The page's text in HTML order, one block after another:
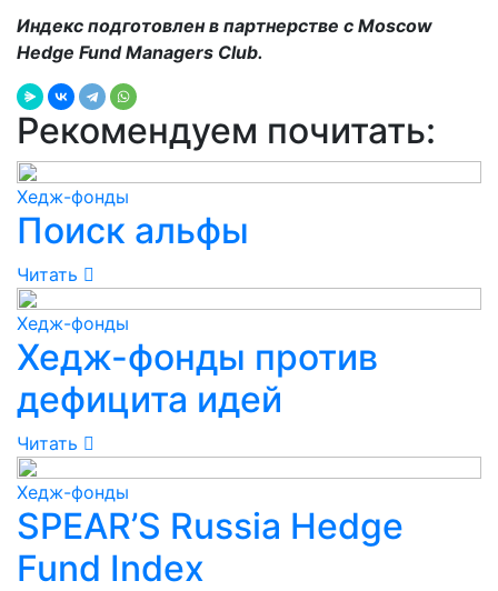
Индекс подготовлен в партнерстве с Moscow
Hedge Fund Managers Club.
Рекомендуем почитать:
Хедж-фонды
Поиск альфы
Читать
Хедж-фонды
Хедж-фонды против
дефицита идей
Читать
Хедж-фонды
SPEAR’S Russia Hedge
Fund Index